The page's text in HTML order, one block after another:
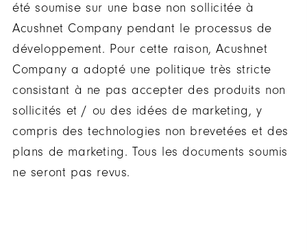
été soumise sur une base non sollicitée à
Acushnet Company pendant le processus de
développement. Pour cette raison, Acushnet
Company a adopté une politique très stricte
consistant à ne pas accepter des produits non
sollicités et / ou des idées de marketing, y
compris des technologies non brevetées et des
plans de marketing. Tous les documents soumis
ne seront pas revus.